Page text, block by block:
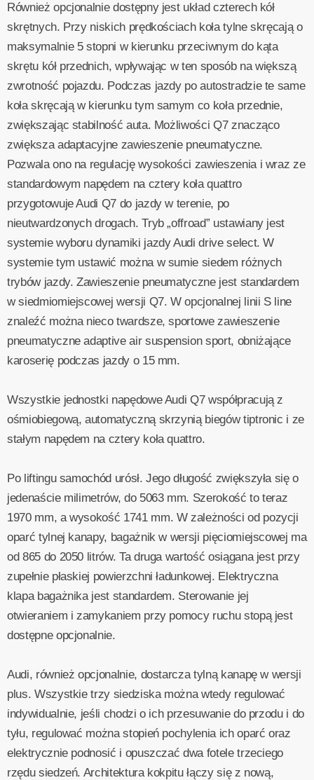
Również opcjonalnie dostępny jest układ czterech kół
skrętnych. Przy niskich prędkościach koła tylne skręcają o
maksymalnie 5 stopni w kierunku przeciwnym do kąta
skrętu kół przednich, wpływając w ten sposób na większą
zwrotność pojazdu. Podczas jazdy po autostradzie te same
koła skręcają w kierunku tym samym co koła przednie,
zwiększając stabilność auta. Możliwości Q7 znacząco
zwiększa adaptacyjne zawieszenie pneumatyczne.
Pozwala ono na regulację wysokości zawieszenia i wraz ze
standardowym napędem na cztery koła quattro
przygotowuje Audi Q7 do jazdy w terenie, po
nieutwardzonych drogach. Tryb „offroad” ustawiany jest
systemie wyboru dynamiki jazdy Audi drive select. W
systemie tym ustawić można w sumie siedem różnych
trybów jazdy. Zawieszenie pneumatyczne jest standardem
w siedmiomiejscowej wersji Q7. W opcjonalnej linii S line
znaleźć można nieco twardsze, sportowe zawieszenie
pneumatyczne adaptive air suspension sport, obniżające
karoserię podczas jazdy o 15 mm.
Wszystkie jednostki napędowe Audi Q7 współpracują z
ośmiobiegową, automatyczną skrzynią biegów tiptronic i ze
stałym napędem na cztery koła quattro.
Po liftingu samochód urósł. Jego długość zwiększyła się o
jedenaście milimetrów, do 5063 mm. Szerokość to teraz
1970 mm, a wysokość 1741 mm. W zależności od pozycji
oparć tylnej kanapy, bagażnik w wersji pięciomiejscowej ma
od 865 do 2050 litrów. Ta druga wartość osiągana jest przy
zupełnie płaskiej powierzchni ładunkowej. Elektryczna
klapa bagażnika jest standardem. Sterowanie jej
otwieraniem i zamykaniem przy pomocy ruchu stopą jest
dostępne opcjonalnie.
Audi, również opcjonalnie, dostarcza tylną kanapę w wersji
plus. Wszystkie trzy siedziska można wtedy regulować
indywidualnie, jeśli chodzi o ich przesuwanie do przodu i do
tyłu, regulować można stopień pochylenia ich oparć oraz
elektrycznie podnosić i opuszczać dwa fotele trzeciego
rzędu siedzeń. Architektura kokpitu łączy się z nową,